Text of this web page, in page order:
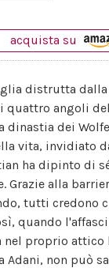
acquista su
distrutta dalla
quattro angoli
dinastia dei
vita, invidiato
ha dipinto di
Grazie alla
tutti credono
quando
nel proprio
Adani, non può